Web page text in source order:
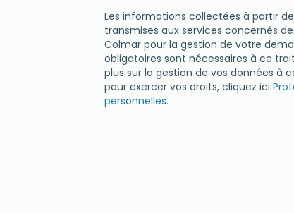
Les informations collectées à partir
transmises aux services concernés
Colmar pour la gestion de votre
obligatoires sont nécessaires à ce
plus sur la gestion de vos données à
pour exercer vos droits, cliquez ici
personnelles.